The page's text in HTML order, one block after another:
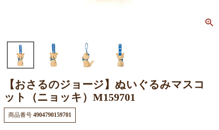
【おさるのジョージ】ぬいぐるみマスコ
ット（ニョッキ）M159701
商品番号 4904790159701